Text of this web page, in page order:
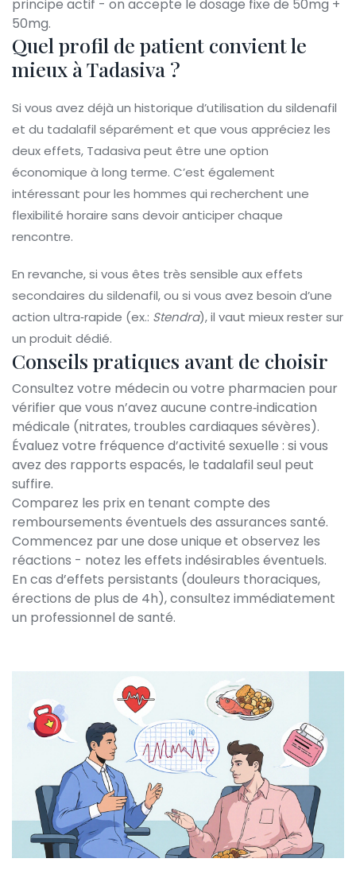
principe actif - on accepte le dosage fixe de 50mg +
50mg.
Quel profil de patient convient le
mieux à Tadasiva ?
Si vous avez déjà un historique d’utilisation du sildenafil
et du tadalafil séparément et que vous appréciez les
deux effets, Tadasiva peut être une option
économique à long terme. C’est également
intéressant pour les hommes qui recherchent une
flexibilité horaire sans devoir anticiper chaque
rencontre.
En revanche, si vous êtes très sensible aux effets
secondaires du sildenafil, ou si vous avez besoin d’une
action ultra‑rapide (ex.: Stendra), il vaut mieux rester sur
un produit dédié.
Conseils pratiques avant de choisir
Consultez votre médecin ou votre pharmacien pour
vérifier que vous n’avez aucune contre‑indication
médicale (nitrates, troubles cardiaques sévères).
Évaluez votre fréquence d’activité sexuelle : si vous
avez des rapports espacés, le tadalafil seul peut
suffire.
Comparez les prix en tenant compte des
remboursements éventuels des assurances santé.
Commencez par une dose unique et observez les
réactions - notez les effets indésirables éventuels.
En cas d’effets persistants (douleurs thoraciques,
érections de plus de 4h), consultez immédiatement
un professionnel de santé.